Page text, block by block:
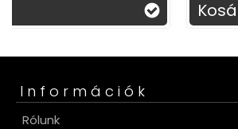
Információk
Rólunk